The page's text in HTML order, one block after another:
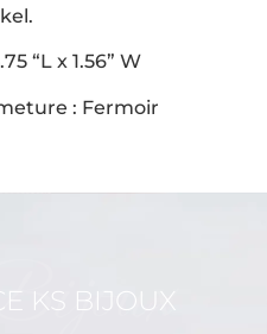
“L x 1.56” W
: Fermoir
KS BIJOUX